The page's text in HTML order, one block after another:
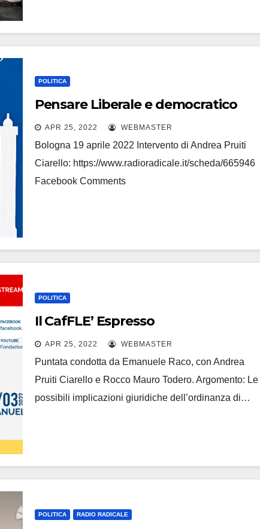
POLITICA
Pensare Liberale e democratico
APR 25, 2022 WEBMASTER
Bologna 19 aprile 2022 Intervento di Andrea Pruiti
Ciarello: https://www.radioradicale.it/scheda/665946
Facebook Comments
POLITICA
Il CafFLE’ Espresso
APR 25, 2022 WEBMASTER
Puntata condotta da Emanuele Raco, con Andrea
Pruiti Ciarello e Rocco Mauro Todero. Argomento: Le
possibili implicazioni giuridiche dell’ordinanza di…
POLITICA RADIO RADICALE